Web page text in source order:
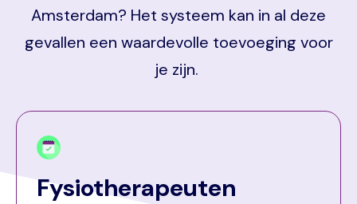
Amsterdam? Het systeem kan in al deze
gevallen een waardevolle toevoeging voor
je zijn.
Fysiotherapeuten